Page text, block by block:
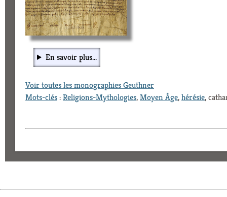
En savoir plus...
Voir toutes les monographies Geuthner
Mots-clés:Religions-Mythologies,Moyen Âge,hérésie,